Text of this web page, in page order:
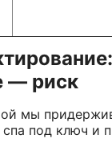
— риск
мы
под ключ и